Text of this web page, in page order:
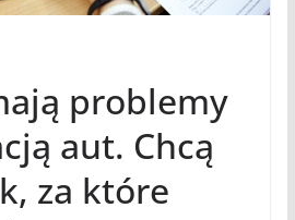
problemy
aut. Chcą
za które